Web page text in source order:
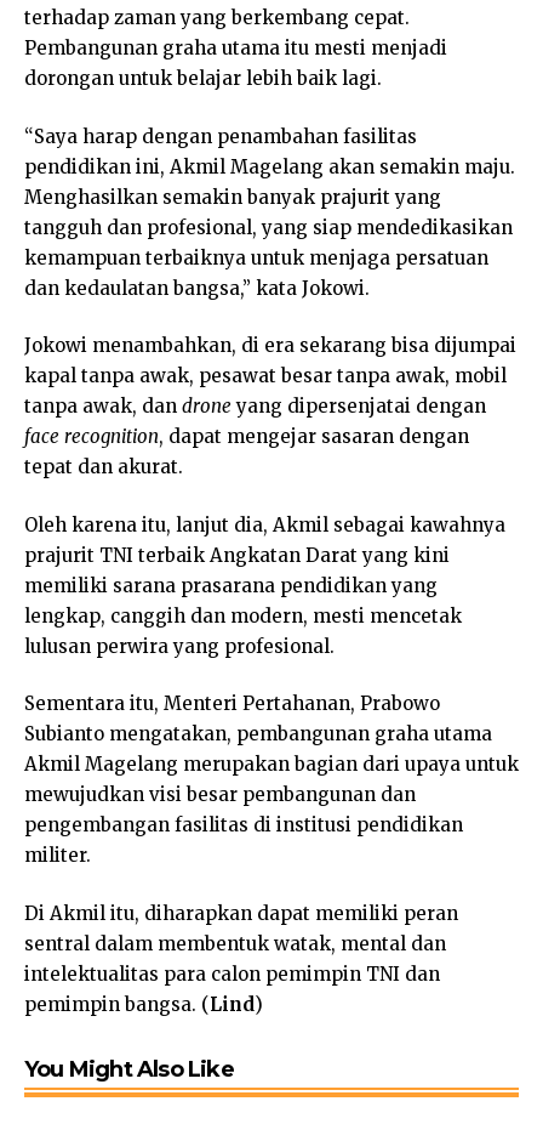
terhadap zaman yang berkembang cepat.
Pembangunan graha utama itu mesti menjadi
dorongan untuk belajar lebih baik lagi.
“Saya harap dengan penambahan fasilitas
pendidikan ini, Akmil Magelang akan semakin maju.
Menghasilkan semakin banyak prajurit yang
tangguh dan profesional, yang siap mendedikasikan
kemampuan terbaiknya untuk menjaga persatuan
dan kedaulatan bangsa,” kata Jokowi.
Jokowi menambahkan, di era sekarang bisa dijumpai
kapal tanpa awak, pesawat besar tanpa awak, mobil
tanpa awak, dan drone yang dipersenjatai dengan
face recognition, dapat mengejar sasaran dengan
tepat dan akurat.
Oleh karena itu, lanjut dia, Akmil sebagai kawahnya
prajurit TNI terbaik Angkatan Darat yang kini
memiliki sarana prasarana pendidikan yang
lengkap, canggih dan modern, mesti mencetak
lulusan perwira yang profesional.
Sementara itu, Menteri Pertahanan, Prabowo
Subianto mengatakan, pembangunan graha utama
Akmil Magelang merupakan bagian dari upaya untuk
mewujudkan visi besar pembangunan dan
pengembangan fasilitas di institusi pendidikan
militer.
Di Akmil itu, diharapkan dapat memiliki peran
sentral dalam membentuk watak, mental dan
intelektualitas para calon pemimpin TNI dan
pemimpin bangsa. (Lind)
You Might Also Like